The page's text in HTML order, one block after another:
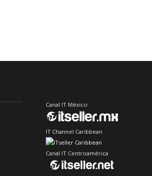
Canal IT México
IT Channel Caribbean
Canal IT Centroamérica